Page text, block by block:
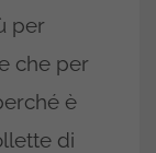
per
che per
è
di